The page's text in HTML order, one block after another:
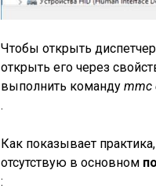
Чтобы открыть
открыть его через
выполнить команду mmc
.
Как показывает
отсутствую в основном
: